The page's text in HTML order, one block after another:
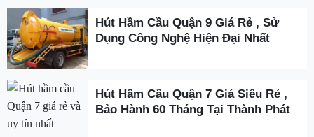
Hút Hầm Cầu Quận 9 Giá Rẻ , Sử
Dụng Công Nghệ Hiện Đại Nhất
Hút Hầm Cầu Quận 7 Giá Siêu Rẻ ,
Bảo Hành 60 Tháng Tại Thành Phát